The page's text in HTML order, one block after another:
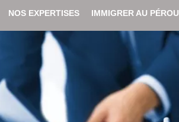
NOS EXPERTISES IMMIGRER AU PÉROU